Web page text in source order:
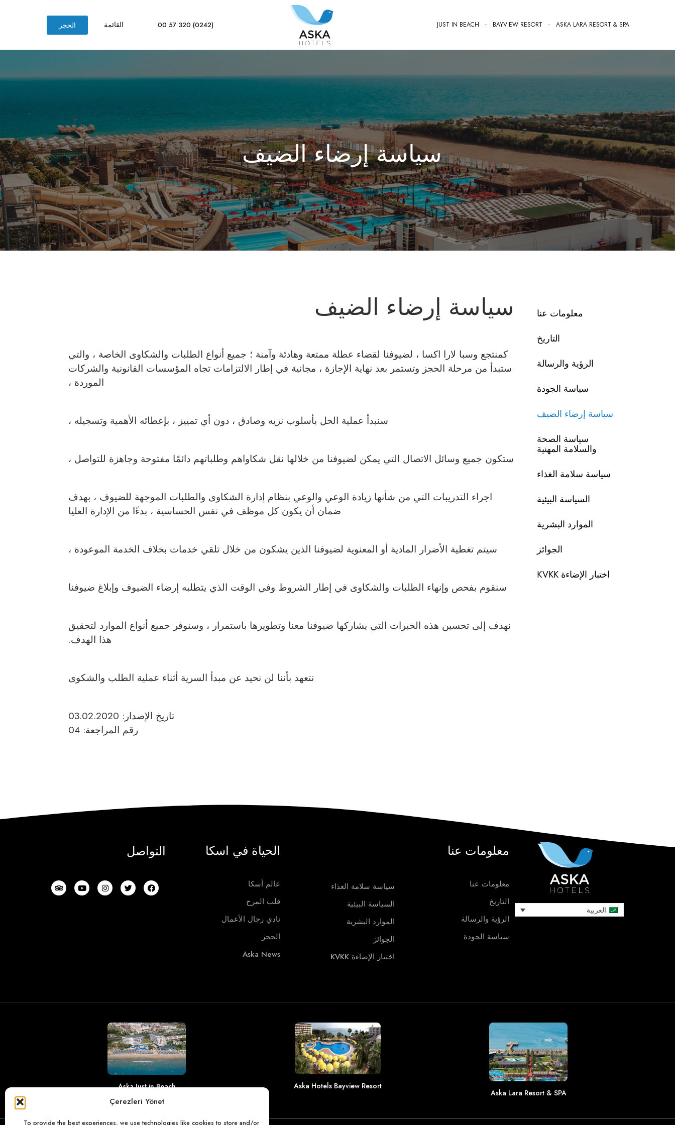
Çerezleri Yönet
To provide the best experiences, we use technologies like cookies to store and/or
ASKA LARA RESORT & SPA
-
BAYVIEW RESORT
-
JUST IN BEACH​
(0242) 320 57 00 القائمة الحجز
سياسة إرضاء الضيف
معلومات عنا
التاريخ
الرؤية والرسالة
سياسة الجودة
سياسة إرضاء الضيف
سياسة الصحة
والسلامة المهنية
سياسة سلامة الغذاء
السياسة البيئية
الموارد البشرية
الجوائز
اختبار الإضاءة KVKK
سياسة إرضاء الضيف
كمنتجع وسبا لارا اكسا ، لضيوفنا لقضاء عطلة ممتعة وهادئة وآمنة ؛ جميع أنواع الطلبات والشكاوى الخاصة ، والتي
ستبدأ من مرحلة الحجز وتستمر بعد نهاية الإجازة ، مجانية في إطار الالتزامات تجاه المؤسسات القانونية والشركات
الموردة ،
سنبدأ عملية الحل بأسلوب نزيه وصادق ، دون أي تمييز ، بإعطائه الأهمية وتسجيله ،
ستكون جميع وسائل الاتصال التي يمكن لضيوفنا من خلالها نقل شكاواهم وطلباتهم دائمًا مفتوحة وجاهزة للتواصل ،
اجراء التدريبات التي من شأنها زيادة الوعي والوعي بنظام إدارة الشكاوى والطلبات الموجهة للضيوف ، بهدف
ضمان أن يكون كل موظف في نفس الحساسية ، بدءًا من الإدارة العليا
سيتم تغطية الأضرار المادية أو المعنوية لضيوفنا الذين يشكون من خلال تلقي خدمات بخلاف الخدمة الموعودة ،
سنقوم بفحص وإنهاء الطلبات والشكاوى في إطار الشروط وفي الوقت الذي يتطلبه إرضاء الضيوف وإبلاغ ضيوفنا
نهدف إلى تحسين هذه الخبرات التي يشاركها ضيوفنا معنا وتطويرها باستمرار ، وسنوفر جميع أنواع الموارد لتحقيق
هذا الهدف.
نتعهد بأننا لن نحيد عن مبدأ السرية أثناء عملية الطلب والشكوى
تاريخ الإصدار: 03.02.2020
رقم المراجعة: 04
العربية
معلومات عنا
معلومات عنا
التاريخ
الرؤية والرسالة
سياسة الجودة
سياسة سلامة الغذاء
السياسة البيئية
الموارد البشرية
الجوائز
اختبار الإضاءة KVKK
الحياة في اسكا
عالم أسكا
قلب المرح
نادي رجال الأعمال
الحجز
Aska News
التواصل
Aska Lara Resort & SPA
Aska Hotels Bayview Resort
Aska Just in Beach
Sizler İçin, Sizlerle Beraber
عالم أسكا
قلب المرح
الحجز
معلومات عنا
Rezervasyon
Aska Lara Resort & SPA
Bayview Resort
Just In Beach​